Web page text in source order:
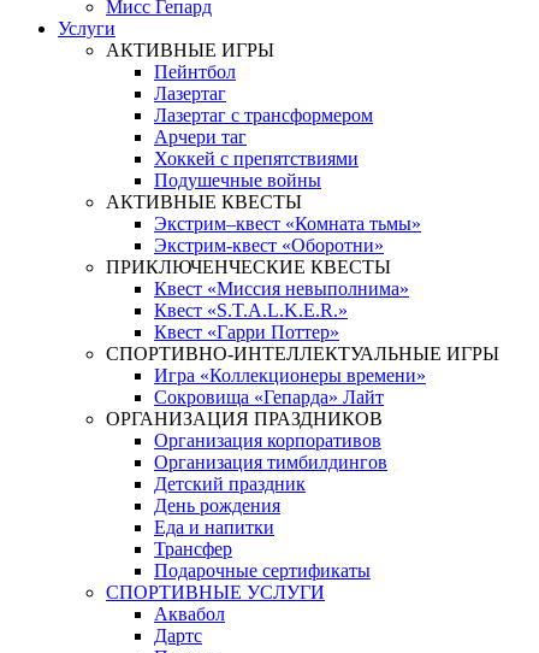
Мисс Гепард
Услуги
АКТИВНЫЕ ИГРЫ
Пейнтбол
Лазертаг
Лазертаг с трансформером
Арчери таг
Хоккей с препятствиями
Подушечные войны
АКТИВНЫЕ КВЕСТЫ
Экстрим–квест «Комната тьмы»
Экстрим-квест «Оборотни»
ПРИКЛЮЧЕНЧЕСКИЕ КВЕСТЫ
Квест «Миссия невыполнима»
Квест «S.T.A.L.K.E.R.»
Квест «Гарри Поттер»
СПОРТИВНО-ИНТЕЛЛЕКТУАЛЬНЫЕ ИГРЫ
Игра «Коллекционеры времени»
Сокровища «Гепарда» Лайт
ОРГАНИЗАЦИЯ ПРАЗДНИКОВ
Организация корпоративов
Организация тимбилдингов
Детский праздник
День рождения
Еда и напитки
Трансфер
Подарочные сертификаты
СПОРТИВНЫЕ УСЛУГИ
Аквабол
Дартс